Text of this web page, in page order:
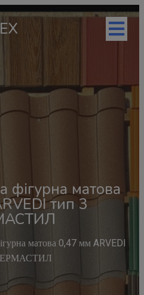
фігурна матова
тип 3
матова 0,47 мм ARVEDI